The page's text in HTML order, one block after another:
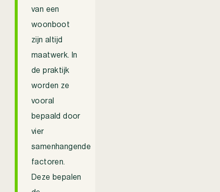
van een
woonboot
zijn altijd
maatwerk. In
de praktijk
worden ze
vooral
bepaald door
vier
samenhangende
factoren.
Deze bepalen